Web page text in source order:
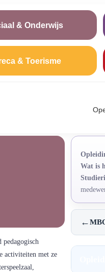
& Onderwijs
& Toerisme
activiteiten met ze
Wat is
←